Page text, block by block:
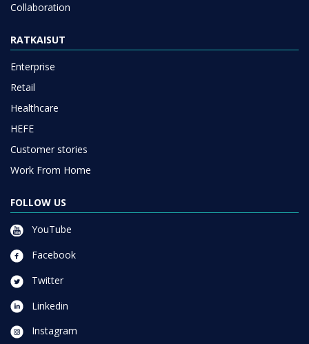
Collaboration
RATKAISUT
Enterprise
Retail
Healthcare
HEFE
Customer stories
Work From Home
FOLLOW US
YouTube
Facebook
Twitter
Linkedin
Instagram